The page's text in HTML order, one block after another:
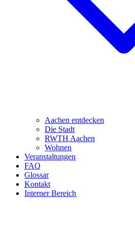
Aachen entdecken
Die Stadt
RWTH Aachen
Wohnen
Veranstaltungen
FAQ
Glossar
Kontakt
Interner Bereich